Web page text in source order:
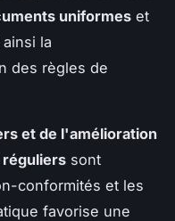
uniformes et
la
des règles de
et de l'amélioration
sont
conformités et les
favorise une